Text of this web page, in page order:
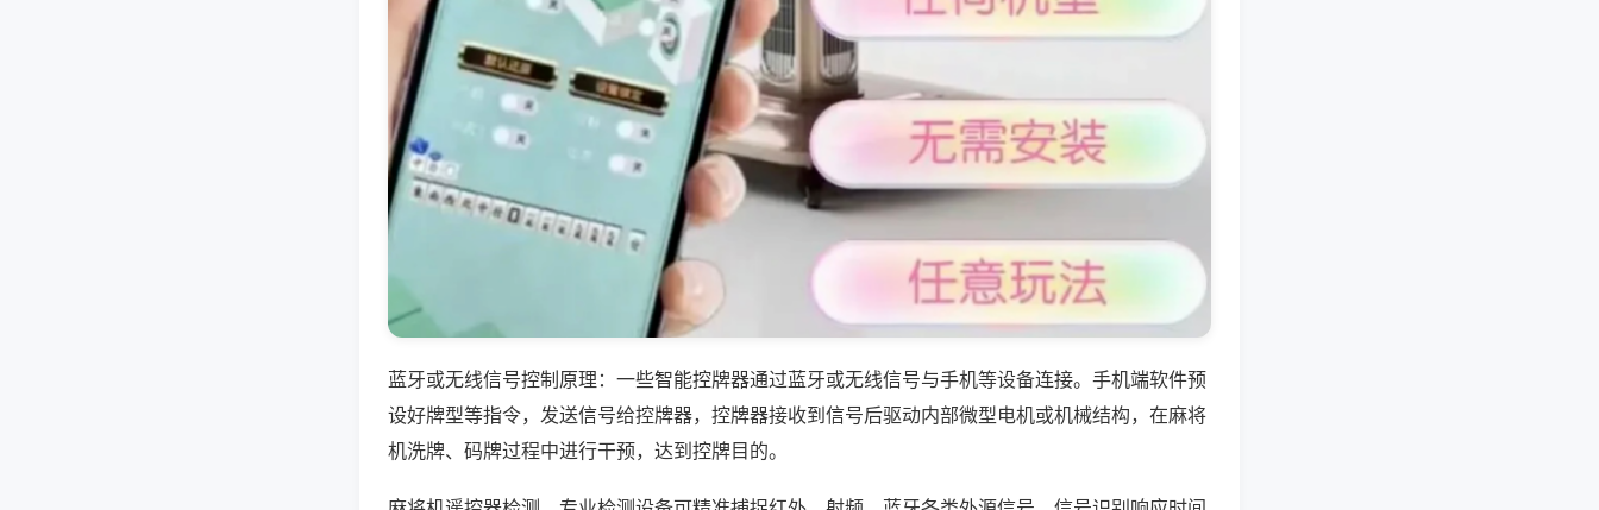
蓝牙或无线信号控制原理：一些智能控牌器通过蓝牙或无线信号与手机等设备连接。手机端软件预
设好牌型等指令，发送信号给控牌器，控牌器接收到信号后驱动内部微型电机或机械结构，在麻将
机洗牌、码牌过程中进行干预，达到控牌目的。